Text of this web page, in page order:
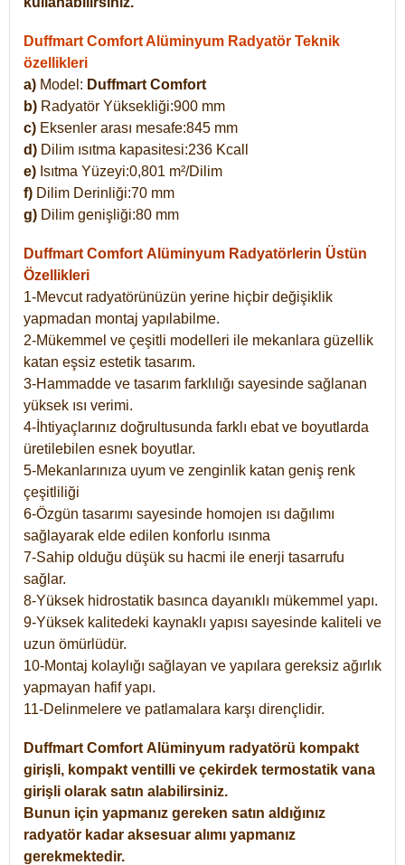
Duffmart Comfort Alüminyum Radyatör Teknik
özellikleri
a) Model: Duffmart Comfort
b) Radyatör Yüksekliği:900 mm
c) Eksenler arası mesafe:845 mm
d) Dilim ısıtma kapasitesi:236 Kcall
e) Isıtma Yüzeyi:0,801 m²/Dilim
f) Dilim Derinliği:70 mm
g) Dilim genişliği:80 mm
Duffmart Comfort Alüminyum Radyatörlerin Üstün
Özellikleri
1-Mevcut radyatörünüzün yerine hiçbir değişiklik
yapmadan montaj yapılabilme.
2-Mükemmel ve çeşitli modelleri ile mekanlara güzellik
katan eşsiz estetik tasarım.
3-Hammadde ve tasarım farklılığı sayesinde sağlanan
yüksek ısı verimi.
4-İhtiyaçlarınız doğrultusunda farklı ebat ve boyutlarda
üretilebilen esnek boyutlar.
5-Mekanlarınıza uyum ve zenginlik katan geniş renk
çeşitliliği
6-Özgün tasarımı sayesinde homojen ısı dağılımı
sağlayarak elde edilen konforlu ısınma
7-Sahip olduğu düşük su hacmi ile enerji tasarrufu
sağlar.
8-Yüksek hidrostatik basınca dayanıklı mükemmel yapı.
9-Yüksek kalitedeki kaynaklı yapısı sayesinde kaliteli ve
uzun ömürlüdür.
10-Montaj kolaylığı sağlayan ve yapılara gereksiz ağırlık
yapmayan hafif yapı.
11-Delinmelere ve patlamalara karşı dirençlidir.
Duffmart Comfort Alüminyum radyatörü kompakt
girişli, kompakt ventilli ve çekirdek termostatik vana
girişli olarak satın alabilirsiniz.
Bunun için yapmanız gereken satın aldığınız
radyatör kadar aksesuar alımı yapmanız
gerekmektedir.